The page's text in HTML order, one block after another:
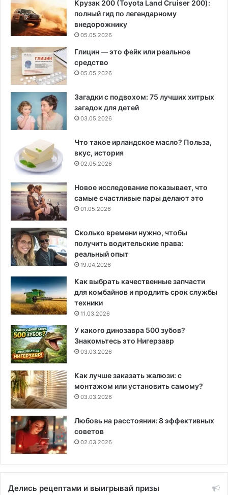
Крузак 200 (Toyota Land Cruiser 200):
полный гид по легендарному
внедорожнику
05.05.2026
Глицин — это фейк или реальное
средство
05.05.2026
Загадки с подвохом: 75 лучших хитрых
загадок для детей
03.05.2026
Что такое ирландское масло? Польза,
вкус, история
02.05.2026
Новое исследование показывает, что
самые счастливые пары делают это
01.05.2026
Сколько времени нужно, чтобы
получить водительские права:
реальный опыт
19.04.2026
Как выбрать качественные запчасти
для комбайнов и продлить срок службы
техники
11.03.2026
У какого динозавра 500 зубов?
Знакомьтесь это Нигерзавр
03.03.2026
Как лучше заказать жалюзи: с
монтажом или установить самому?
03.03.2026
Любовь на расстоянии: 8 эффективных
советов
02.03.2026
Делись рецептами и выигрывай призы